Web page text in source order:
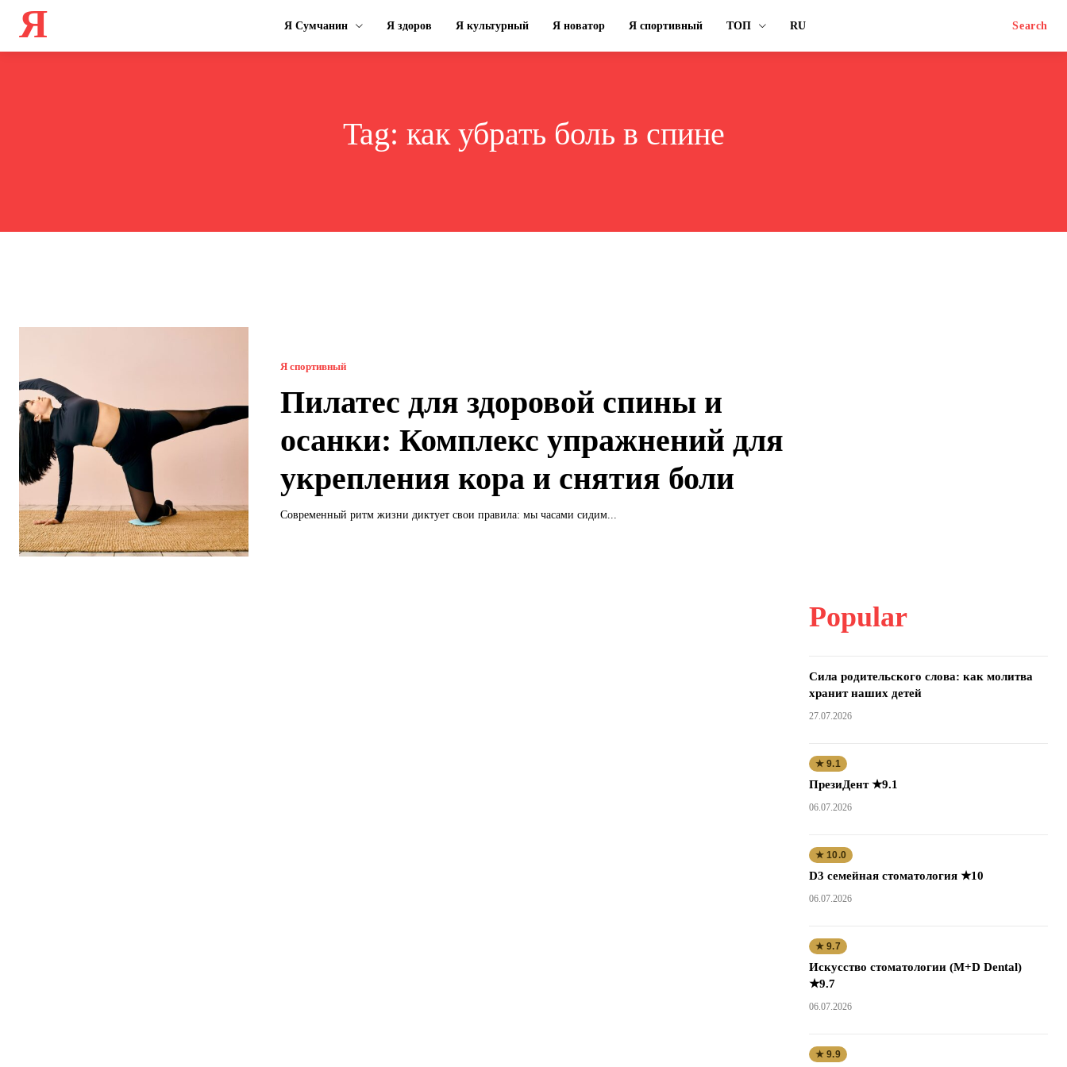
Я Я Сумчанин Я здоров Я культурный Я новатор Я спортивный ТОП RU Search
Tag: как убрать боль в спине
Я спортивный
Пилатес для здоровой спины и
осанки: Комплекс упражнений для
укрепления кора и снятия боли
Современный ритм жизни диктует свои правила: мы часами сидим...
Popular
Сила родительского слова: как молитва
хранит наших детей
27.07.2026
★ 9.1
ПрезиДент ★9.1
06.07.2026
★ 10.0
D3 семейная стоматология ★10
06.07.2026
★ 9.7
Искусство стоматологии (M+D Dental)
★9.7
06.07.2026
★ 9.9